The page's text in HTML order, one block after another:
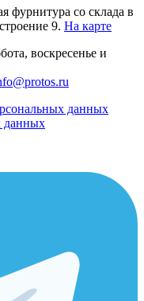
фурнитура со склада в
9. На карте
воскресенье и
данных
данных